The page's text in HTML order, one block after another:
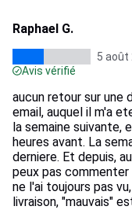
Raphael G.
5 août
Avis vérifié
aucun retour sur une
email, auquel il m'a
la semaine suivante,
heures avant. La
derniere. Et depuis,
peux pas
ne l'ai toujours pas
livraison, "mauvais"